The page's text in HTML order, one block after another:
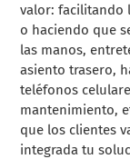
valor: facilitando
o haciendo que
las manos,
asiento trasero,
teléfonos
mantenimiento,
que los clientes
integrada tu